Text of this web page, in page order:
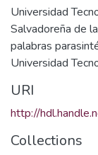
Universidad
Salvadoreña de
palabras
Universidad
URI
http://
Collections